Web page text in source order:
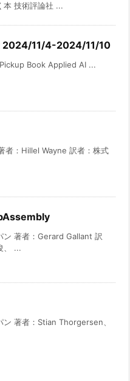
本 技術評論社 ...
2024/11/4-2024/11/10
Book Applied AI ...
者：Hillel Wayne 訳者：株式
ン 著者：Gerard Gallant 訳
、 ...
ン 著者：Stian Thorgersen、